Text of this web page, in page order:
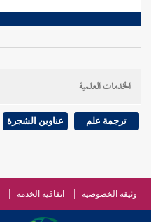
الخدمات العلمية
ترجمة علم عناوين الشجرة
وثيقة الخصوصية اتفاقية الخدمة